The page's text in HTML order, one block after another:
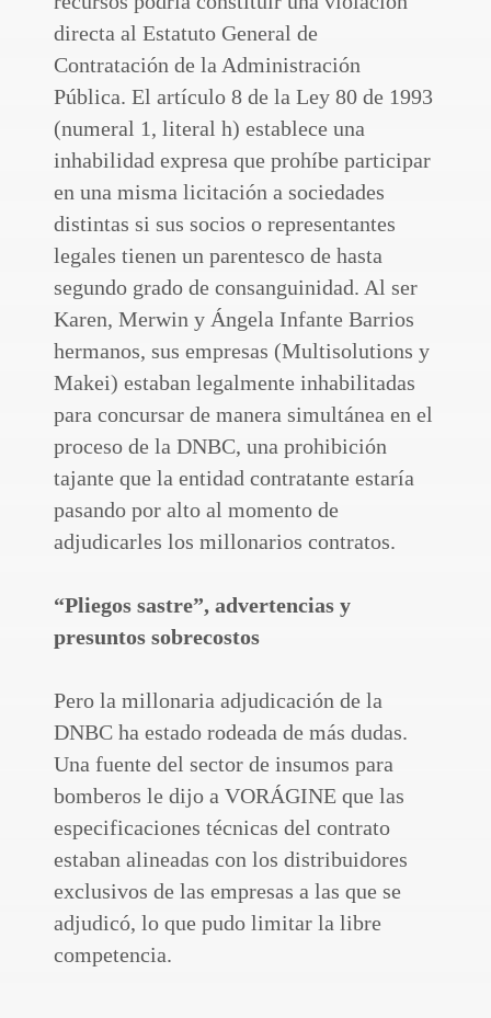
directa al Estatuto General de
Contratación de la Administración
Pública. El artículo 8 de la Ley 80 de 1993
(numeral 1, literal h) establece una
inhabilidad expresa que prohíbe participar
en una misma licitación a sociedades
distintas si sus socios o representantes
legales tienen un parentesco de hasta
segundo grado de consanguinidad. Al ser
Karen, Merwin y Ángela Infante Barrios
hermanos, sus empresas (Multisolutions y
Makei) estaban legalmente inhabilitadas
para concursar de manera simultánea en el
proceso de la DNBC, una prohibición
tajante que la entidad contratante estaría
pasando por alto al momento de
adjudicarles los millonarios contratos.
“Pliegos sastre”, advertencias y
presuntos sobrecostos
Pero la millonaria adjudicación de la
DNBC ha estado rodeada de más dudas.
Una fuente del sector de insumos para
bomberos le dijo a VORÁGINE que las
especificaciones técnicas del contrato
estaban alineadas con los distribuidores
exclusivos de las empresas a las que se
adjudicó, lo que pudo limitar la libre
competencia.